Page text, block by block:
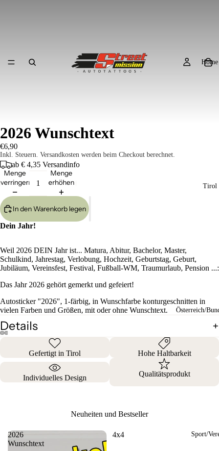
Home
Tirol
Österreich/
Sport/
2026 Wunschtext
€6,90
Inkl. Steuern. Versandkosten werden beim Checkout berechnet.
ab € 4,35 Versandinfo
Menge
verringern
Menge
erhöhen
In den Warenkorb legen
Dein Jahr!
Weil 2026 DEIN Jahr ist... Matura, Abitur, Bachelor, Master,
Schulkind, Jahrestag, Verlobung, Hochzeit, Geburtstag, Geburt,
Jubiläum, Vereinsfest, Festival, Fußball-WM, Traumurlaub, Pension ...:
Das Jahr 2026 gehört gemerkt und gefeiert!
Autosticker "2026", 1-färbig, in Wunschfarbe konturgeschnitten in
vielen Farben und Größen, mit oder ohne Wunschtext.
Details
Gefertigt in Tirol Hohe Haltbarkeit
Individuelles Design Qualitätsprodukt
Neuheiten und Bestseller
2026
Wunschtext
4x4